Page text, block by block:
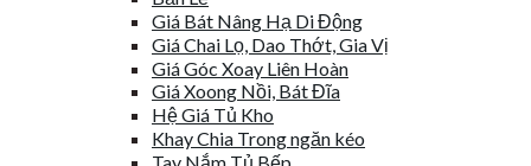
Giá Bát Nâng Hạ Di Động
Giá Chai Lọ, Dao Thớt, Gia Vị
Giá Góc Xoay Liên Hoàn
Giá Xoong Nồi, Bát Đĩa
Hệ Giá Tủ Kho
Khay Chia Trong ngăn kéo